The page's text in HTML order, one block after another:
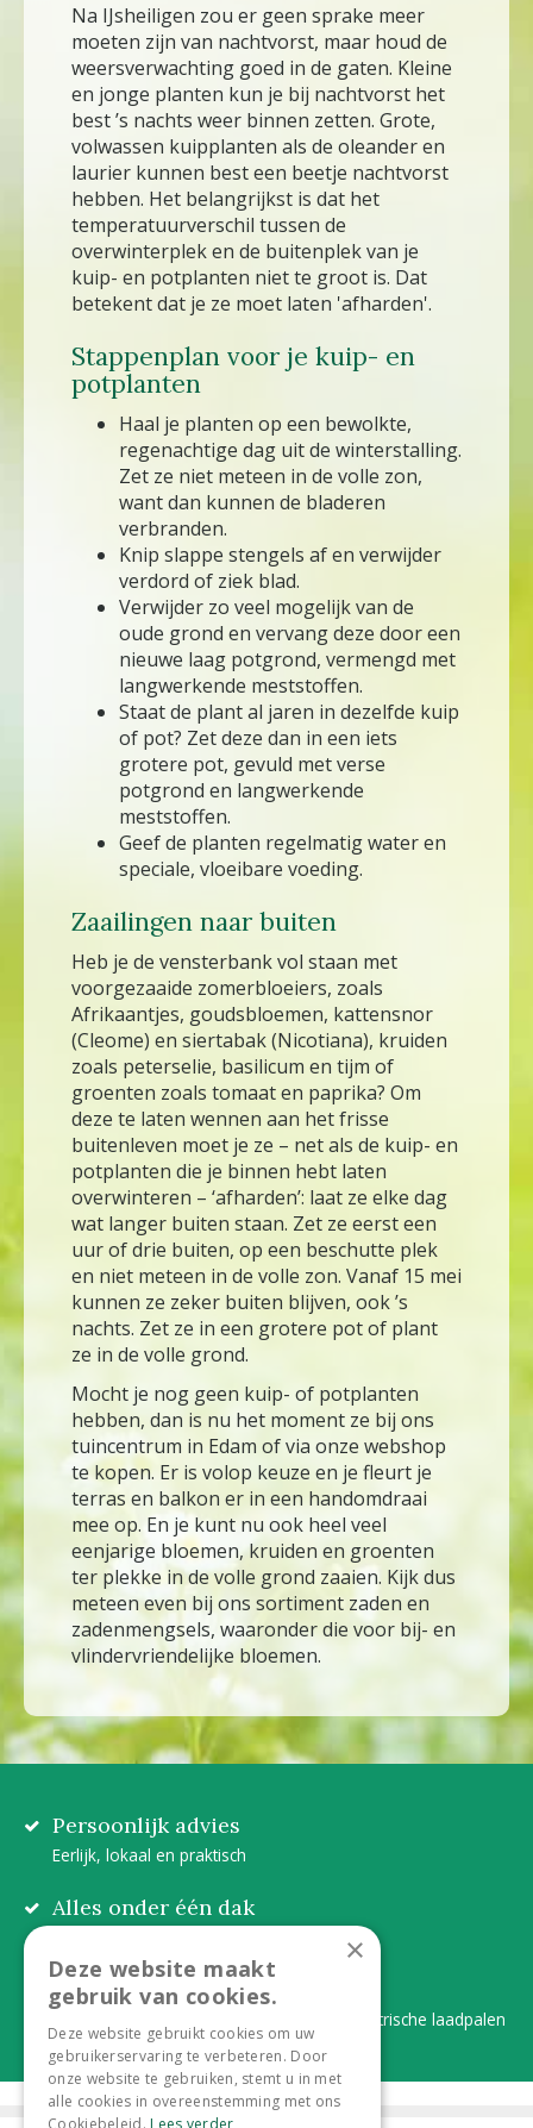
Na IJsheiligen zou er geen sprake meer
moeten zijn van nachtvorst, maar houd de
weersverwachting goed in de gaten. Kleine
en jonge planten kun je bij nachtvorst het
best ’s nachts weer binnen zetten. Grote,
volwassen kuipplanten als de oleander en
laurier kunnen best een beetje nachtvorst
hebben. Het belangrijkst is dat het
temperatuurverschil tussen de
overwinterplek en de buitenplek van je
kuip- en potplanten niet te groot is. Dat
betekent dat je ze moet laten 'afharden'.
Stappenplan voor je kuip- en
potplanten
Haal je planten op een bewolkte,
regenachtige dag uit de winterstalling.
Zet ze niet meteen in de volle zon,
want dan kunnen de bladeren
verbranden.
Knip slappe stengels af en verwijder
verdord of ziek blad.
Verwijder zo veel mogelijk van de
oude grond en vervang deze door een
nieuwe laag potgrond, vermengd met
langwerkende meststoffen.
Staat de plant al jaren in dezelfde kuip
of pot? Zet deze dan in een iets
grotere pot, gevuld met verse
potgrond en langwerkende
meststoffen.
Geef de planten regelmatig water en
speciale, vloeibare voeding.
Zaailingen naar buiten
Heb je de vensterbank vol staan met
voorgezaaide zomerbloeiers, zoals
Afrikaantjes, goudsbloemen, kattensnor
(Cleome) en siertabak (Nicotiana), kruiden
zoals peterselie, basilicum en tijm of
groenten zoals tomaat en paprika? Om
deze te laten wennen aan het frisse
buitenleven moet je ze – net als de kuip- en
potplanten die je binnen hebt laten
overwinteren – ‘afharden’: laat ze elke dag
wat langer buiten staan. Zet ze eerst een
uur of drie buiten, op een beschutte plek
en niet meteen in de volle zon. Vanaf 15 mei
kunnen ze zeker buiten blijven, ook ’s
nachts. Zet ze in een grotere pot of plant
ze in de volle grond.
Mocht je nog geen kuip- of potplanten
hebben, dan is nu het moment ze bij ons
tuincentrum in Edam of via onze webshop
te kopen. Er is volop keuze en je fleurt je
terras en balkon er in een handomdraai
mee op. En je kunt nu ook heel veel
eenjarige bloemen, kruiden en groenten
ter plekke in de volle grond zaaien. Kijk dus
meteen even bij ons sortiment zaden en
zadenmengsels, waaronder die voor bij- en
vlindervriendelijke bloemen.
Persoonlijk advies
Eerlijk, lokaal en praktisch
Alles onder één dak
Duurzaam en dorpsgemak
Lever je statiegeldflessen bij ons in én elektrische laadpalen
×
Deze website maakt
gebruik van cookies.
Deze website gebruikt cookies om uw
gebruikerservaring te verbeteren. Door
onze website te gebruiken, stemt u in met
alle cookies in overeenstemming met ons
Cookiebeleid. Lees verder